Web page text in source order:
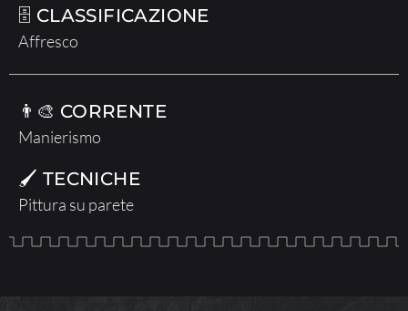
🗄 CLASSIFICAZIONE
Affresco
👨‍🎨 CORRENTE
Manierismo
🖌 TECNICHE
Pittura su parete